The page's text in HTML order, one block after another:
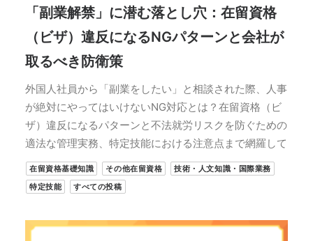
「副業解禁」に潜む落とし穴：在留資格
（ビザ）違反になるNGパターンと会社が
取るべき防衛策
外国人社員から「副業をしたい」と相談された際、人事
が絶対にやってはいけないNG対応とは？在留資格（ビ
ザ）違反になるパターンと不法就労リスクを防ぐための
適法な管理実務、特定技能における注意点まで網羅して
在留資格基礎知識 その他在留資格
技術・人文知識・国際業務
特定技能
すべての投稿